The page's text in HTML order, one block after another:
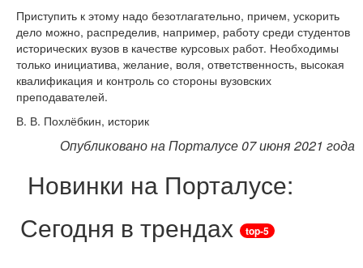
Приступить к этому надо безотлагательно, причем, ускорить
дело можно, распределив, например, работу среди студентов
исторических вузов в качестве курсовых работ. Необходимы
только инициатива, желание, воля, ответственность, высокая
квалификация и контроль со стороны вузовских
преподавателей.
В. В. Похлёбкин, историк
Опубликовано на Порталусе 07 июня 2021 года
Новинки на Порталусе:
Сегодня в трендах
top-5